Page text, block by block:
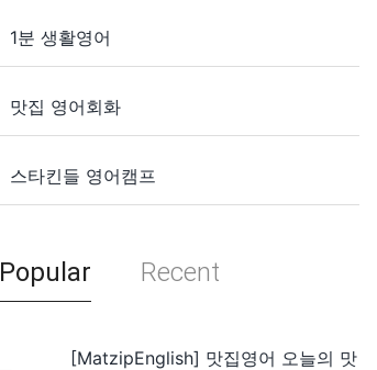
1분 생활영어
맛집 영어회화
스타킨들 영어캠프
Popular Recent
[MatzipEnglish] 맛집영어 오늘의 맛